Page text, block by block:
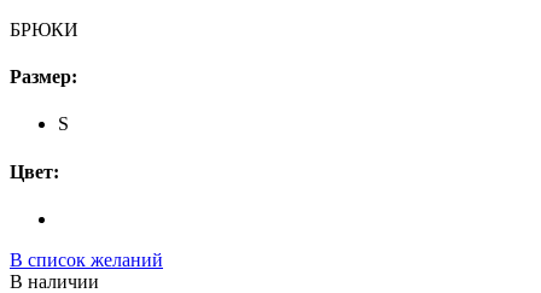
БРЮКИ
Размер:
S
Цвет:
В список желаний
В наличии